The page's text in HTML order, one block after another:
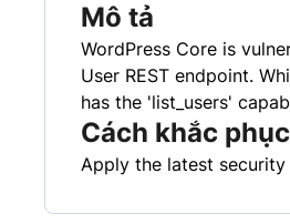
Mô tả
WordPress Core is
User REST endpoint.
has the 'list_users'
Cách khắc phục
Apply the latest